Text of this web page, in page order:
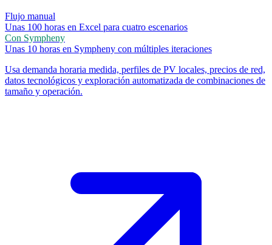
Flujo manual
Unas 100 horas en Excel para cuatro escenarios
Con Sympheny
Unas 10 horas en Sympheny con múltiples iteraciones
Usa demanda horaria medida, perfiles de PV locales, precios de red,
datos tecnológicos y exploración automatizada de combinaciones de
tamaño y operación.